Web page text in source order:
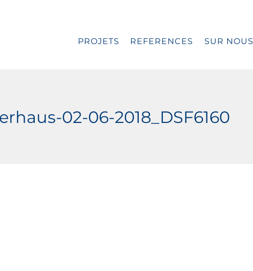
PROJETS REFERENCES SUR NOUS
02-06-2018_DSF6160